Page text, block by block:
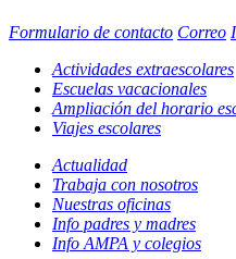
Formulario de contacto Correo
Actividades extraescolares
Escuelas vacacionales
Ampliación del horario
Viajes escolares
Actualidad
Trabaja con nosotros
Nuestras oficinas
Info padres y madres
Info AMPA y colegios